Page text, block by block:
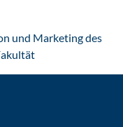
und Marketing des
: Per E-Mail